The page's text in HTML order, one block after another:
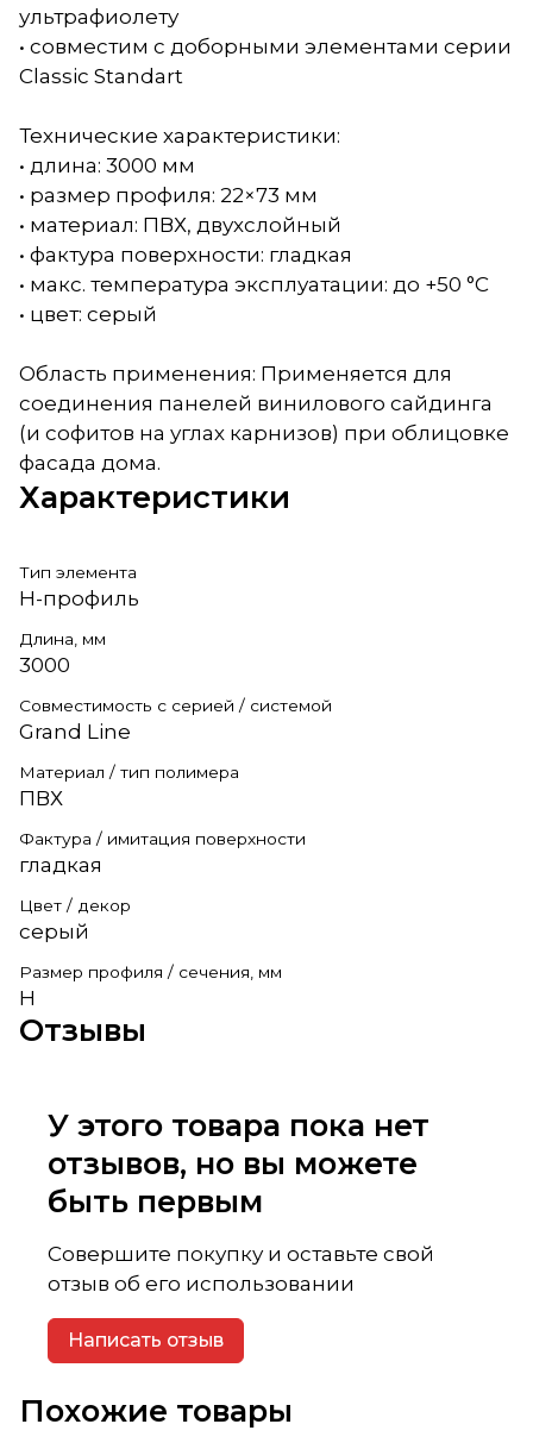
ультрафиолету
• совместим с доборными элементами серии
Classic Standart
Технические характеристики:
• длина: 3000 мм
• размер профиля: 22×73 мм
• материал: ПВХ, двухслойный
• фактура поверхности: гладкая
• макс. температура эксплуатации: до +50 °C
• цвет: серый
Область применения: Применяется для
соединения панелей винилового сайдинга
(и софитов на углах карнизов) при облицовке
фасада дома.
Характеристики
Тип элемента
H-профиль
Длина, мм
3000
Совместимость с серией / системой
Grand Line
Материал / тип полимера
ПВХ
Фактура / имитация поверхности
гладкая
Цвет / декор
серый
Размер профиля / сечения, мм
H
Отзывы
У этого товара пока нет
отзывов, но вы можете
быть первым
Совершите покупку и оставьте свой
отзыв об его использовании
Написать отзыв
Похожие товары